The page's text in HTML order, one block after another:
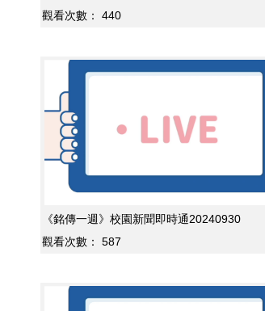
觀看次數：
440
《銘傳一週》校園新聞即時通20240930
觀看次數：
587